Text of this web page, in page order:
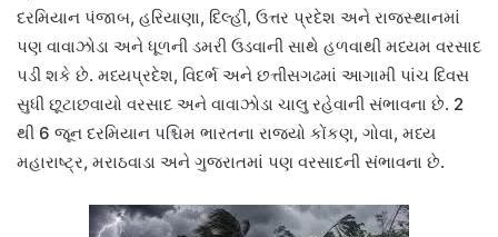
દરમિયાન પંજાબ, હરિયાણા, દિલ્હી, ઉત્તર પ્રદેશ અને રાજસ્થાનમાં
પણ વાવાઝોડા અને ધૂળની ડમરી ઉડવાની સાથે હળવાથી મધ્યમ વરસાદ
પડી શકે છે. મધ્યપ્રદેશ, વિદર્ભ અને છત્તીસગઢમાં આગામી પાંચ દિવસ
સુધી છૂટાછવાયો વરસાદ અને વાવાઝોડા ચાલુ રહેવાની સંભાવના છે. 2
થી 6 જૂન દરમિયાન પશ્ચિમ ભારતના રાજ્યો કોંકણ, ગોવા, મધ્ય
મહારાષ્ટ્ર, મરાઠવાડા અને ગુજરાતમાં પણ વરસાદની સંભાવના છે.